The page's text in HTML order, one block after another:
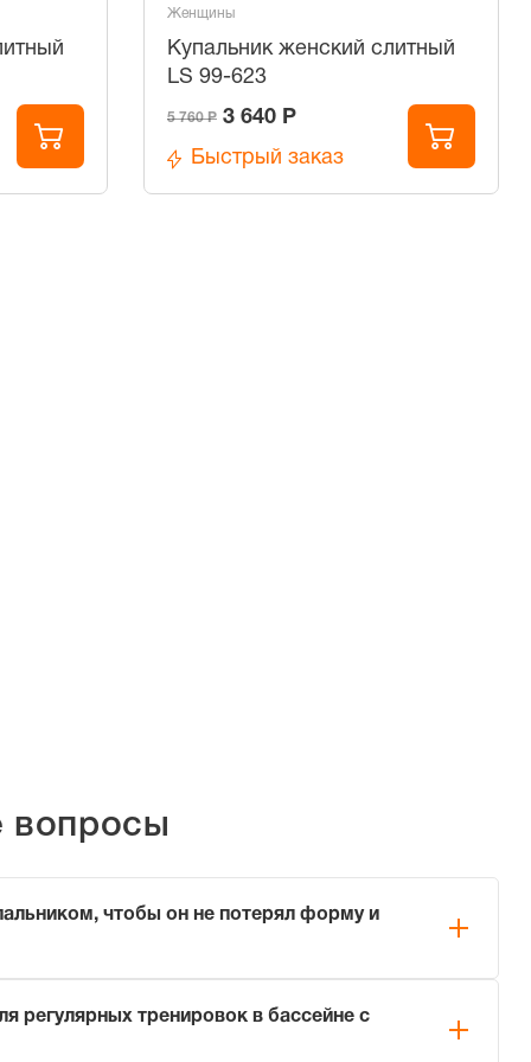
Женщины
Купальник женский слитный
LS 99-623
5 760 Р 3 640 Р
Быстрый заказ
вопросы
чтобы он не потерял форму и
регулярных тренировок в бассейне с